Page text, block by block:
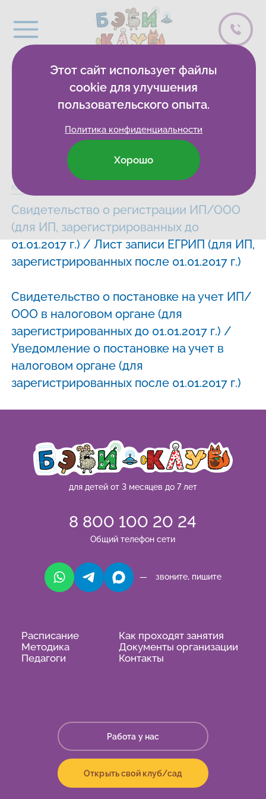
Документы
организации
Развивающие клубы
Санкт-Петербург
Клуб на Среднерогатской
Свидетельство о регистрации ИП/ООО
(для ИП, зарегистрированных до
01.01.2017 г.) / Лист записи ЕГРИП (для ИП,
зарегистрированных после 01.01.2017 г.)
Свидетельство о постановке на учет ИП/
ООО в налоговом органе (для
зарегистрированных до 01.01.2017 г.) /
Уведомление о постановке на учет в
налоговом органе (для
зарегистрированных после 01.01.2017 г.)
для детей от 3 месяцев до 7 лет
8 800 100 20 24
Общий телефон сети
— звоните, пишите
Расписание
Методика
Педагоги
Как проходят занятия
Документы организации
Контакты
Работа у нас
Открыть свой клуб/сад
Этот сайт использует файлы
cookie для улучшения
пользовательского опыта.
Политика конфиденциальности
Хорошо